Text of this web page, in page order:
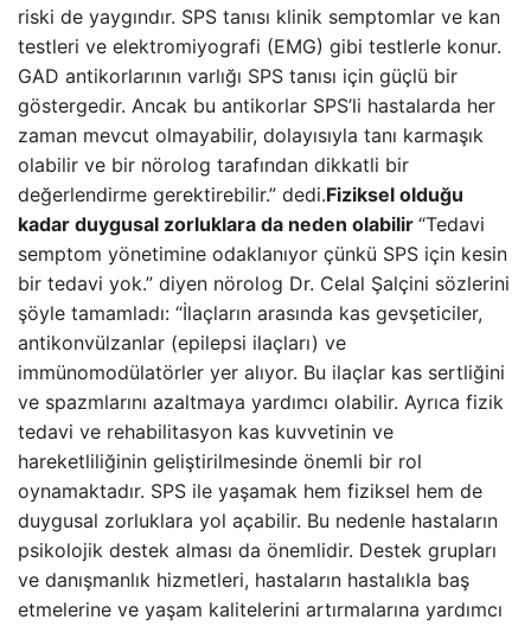
riski de yaygındır. SPS tanısı klinik semptomlar ve kan
testleri ve elektromiyografi (EMG) gibi testlerle konur.
GAD antikorlarının varlığı SPS tanısı için güçlü bir
göstergedir. Ancak bu antikorlar SPS’li hastalarda her
zaman mevcut olmayabilir, dolayısıyla tanı karmaşık
olabilir ve bir nörolog tarafından dikkatli bir
değerlendirme gerektirebilir.” dedi.Fiziksel olduğu
kadar duygusal zorluklara da neden olabilir “Tedavi
semptom yönetimine odaklanıyor çünkü SPS için kesin
bir tedavi yok.” diyen nörolog Dr. Celal Şalçini sözlerini
şöyle tamamladı: “İlaçların arasında kas gevşeticiler,
antikonvülzanlar (epilepsi ilaçları) ve
immünomodülatörler yer alıyor. Bu ilaçlar kas sertliğini
ve spazmlarını azaltmaya yardımcı olabilir. Ayrıca fizik
tedavi ve rehabilitasyon kas kuvvetinin ve
hareketliliğinin geliştirilmesinde önemli bir rol
oynamaktadır. SPS ile yaşamak hem fiziksel hem de
duygusal zorluklara yol açabilir. Bu nedenle hastaların
psikolojik destek alması da önemlidir. Destek grupları
ve danışmanlık hizmetleri, hastaların hastalıkla baş
etmelerine ve yaşam kalitelerini artırmalarına yardımcı